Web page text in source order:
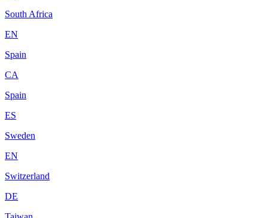
South Africa
EN
Spain
CA
Spain
ES
Sweden
EN
Switzerland
DE